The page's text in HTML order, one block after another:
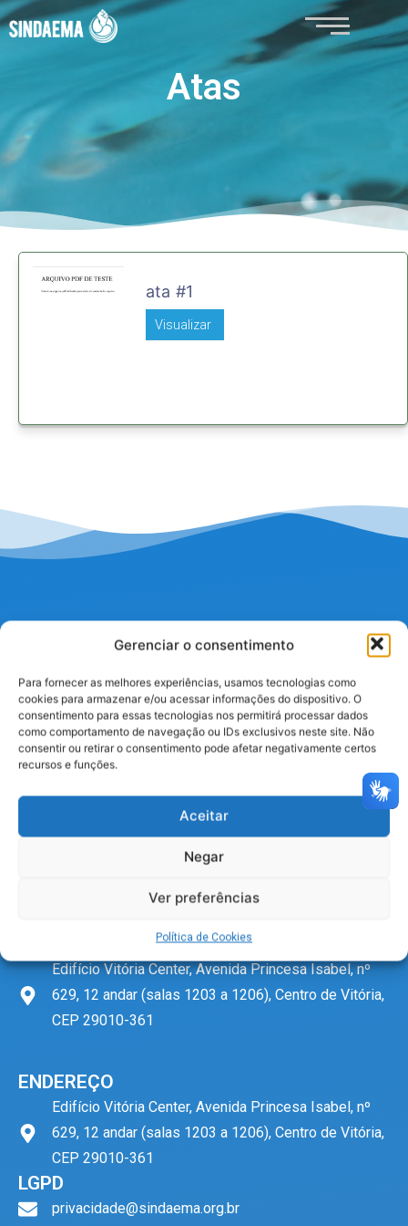
Gerenciar o consentimento
Para fornecer as melhores experiências, usamos tecnologias como
cookies para armazenar e/ou acessar informações do dispositivo. O
consentimento para essas tecnologias nos permitirá processar dados
como comportamento de navegação ou IDs exclusivos neste site. Não
consentir ou retirar o consentimento pode afetar negativamente certos
recursos e funções.
Aceitar
Negar
Ver preferências
Política de Cookies
Ir
para
Atas
ata #1
Visualizar
I
t
r
F
e
b
o
o
k
Y
t
u
b
e
W
t
p
CONTATO
27 99739-7119
sindaema@sindaema.org.br
Edifício Vitória Center, Avenida Princesa Isabel, nº
629, 12 andar (salas 1203 a 1206), Centro de Vitória,
CEP 29010-361
ENDEREÇO
Edifício Vitória Center, Avenida Princesa Isabel, nº
629, 12 andar (salas 1203 a 1206), Centro de Vitória,
CEP 29010-361
LGPD
privacidade@sindaema.org.br